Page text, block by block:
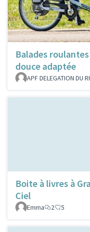
Balades
douce adaptée
APF DELEGATION DU
Boite à livres à
Ciel
Emma
2 5